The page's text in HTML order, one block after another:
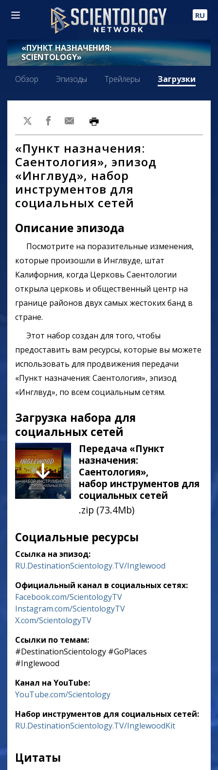
RU
«ПУНКТ НАЗНАЧЕНИЯ:
SCIENTOLOGY»
Обзор Эпизоды Трейлеры Загрузки
«Пункт назначения:
Саентология», эпизод
«Инглвуд», набор
инструментов для
социальных сетей
Описание эпизода
Посмотрите на поразительные изменения,
которые произошли в Инглвуде, штат
Калифорния, когда Церковь Саентологии
открыла церковь и общественный центр на
границе районов двух самых жестоких банд в
стране.
Этот набор создан для того, чтобы
предоставить вам ресурсы, которые вы можете
использовать для продвижения передачи
«Пункт назначения: Саентология», эпизод
«Инглвуд», по всем социальным сетям.
Загрузка набора для
социальных сетей
Передача «Пункт
назначения:
Саентология»,
набор инструментов для
социальных сетей
.zip (73.4Mb)
Социальные ресурсы
Ссылка на эпизод:
RU.DestinationScientology.TV/Inglewood
Официальный канал в социальных сетях:
Facebook.com/ScientologyTV
Instagram.com/ScientologyTV
X.com/ScientologyTV
Ссылки по темам:
‎#DestinationScientology ‎#GoPlaces
‎#Inglewood
Канал на YouTube:
YouTube.com/Scientology
Набор инструментов для социальных сетей:
RU.DestinationScientology.TV/InglewoodKit
Цитаты